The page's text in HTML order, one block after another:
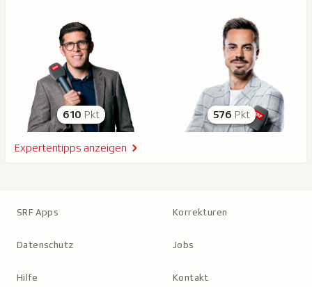
610 Pkt 576 Pkt
Expertentipps anzeigen
SRF Apps Korrekturen
Datenschutz Jobs
Hilfe Kontakt